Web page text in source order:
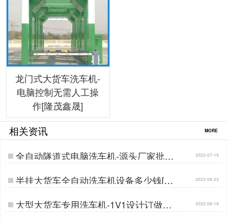
龙门式大货车洗车机-
电脑控制无需人工操
作[隆茂鑫晟]
相关资讯 MORE
全自动隧道式电脑洗车机-源头厂家批发
价[隆茂鑫晟]…
2022-07-19
半挂大货车全自动洗车机设备多少钱[隆
茂鑫晟]…
2022-08-23
大型大货车专用洗车机-1V1设计订做生
产[隆茂鑫晟] …
2022-08-18